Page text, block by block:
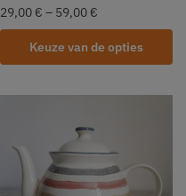
29,00 € – 59,00 €
Keuze van de opties